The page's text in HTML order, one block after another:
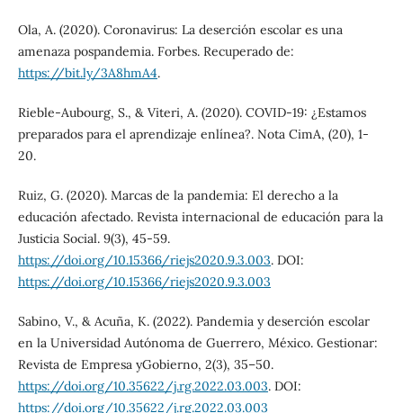
Ola, A. (2020). Coronavirus: La deserción escolar es una
amenaza pospandemia. Forbes. Recuperado de:
https://bit.ly/3A8hmA4.
Rieble-Aubourg, S., & Viteri, A. (2020). COVID-19: ¿Estamos
preparados para el aprendizaje enlínea?. Nota CimA, (20), 1-
20.
Ruiz, G. (2020). Marcas de la pandemia: El derecho a la
educación afectado. Revista internacional de educación para la
Justicia Social. 9(3), 45-59.
https://doi.org/10.15366/riejs2020.9.3.003. DOI:
https://doi.org/10.15366/riejs2020.9.3.003
Sabino, V., & Acuña, K. (2022). Pandemia y deserción escolar
en la Universidad Autónoma de Guerrero, México. Gestionar:
Revista de Empresa yGobierno, 2(3), 35–50.
https://doi.org/10.35622/j.rg.2022.03.003. DOI:
https://doi.org/10.35622/j.rg.2022.03.003